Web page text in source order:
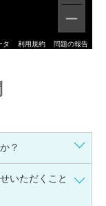
タ 利用規約 問題の報告
？
いただくこと